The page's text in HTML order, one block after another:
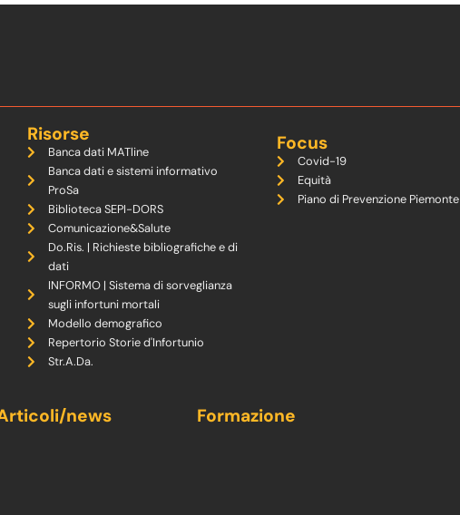
Risorse
Banca dati MATline
Banca dati e sistemi informativo
ProSa
Biblioteca SEPI-DORS
Comunicazione&Salute
Do.Ris. | Richieste bibliografiche e di
dati
INFORMO | Sistema di sorveglianza
sugli infortuni mortali
Modello demografico
Repertorio Storie d'Infortunio
Str.A.Da.
Focus
Covid-19
Equità
Piano di Prevenzione Piemonte
news Formazione